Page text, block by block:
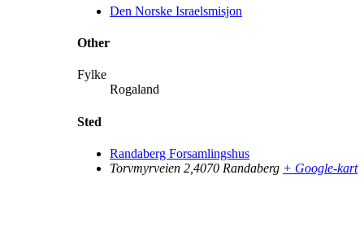
Den Norske Israelsmisjon
Other
Fylke
Rogaland
Sted
Randaberg Forsamlingshus
Torvmyrveien 2,4070 Randaberg + Google-kart